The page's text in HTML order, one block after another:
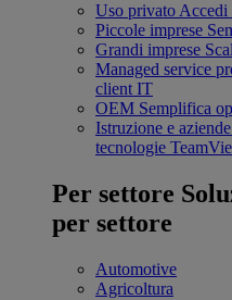
Uso privato Accedi
Piccole imprese
Grandi imprese
Managed service
client IT
OEM Semplifica
Istruzione e
tecnologie
Per settore
per settore
Automotive
Agricoltura